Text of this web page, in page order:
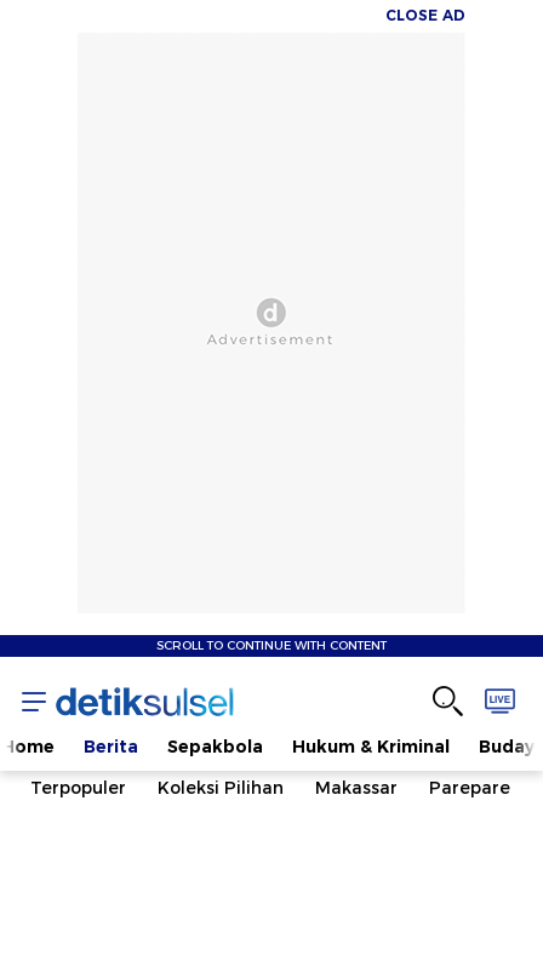
CLOSE AD
SCROLL TO CONTINUE WITH CONTENT
Home Berita Sepakbola Hukum & Kriminal
Terpopuler
Koleksi Pilihan Makassar Parepare